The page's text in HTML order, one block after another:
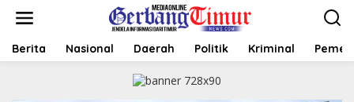
t
Berita Nasional Daerah Politik Kriminal